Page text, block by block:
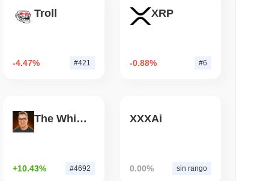
bruciare le ricompense dei validatori
di lettura
a $15 miliardi
Troll
-4.47% #421
XRP
-0.88% #6
The White Bull
+10.43% #4692
XXXAi
0.00% sin rango